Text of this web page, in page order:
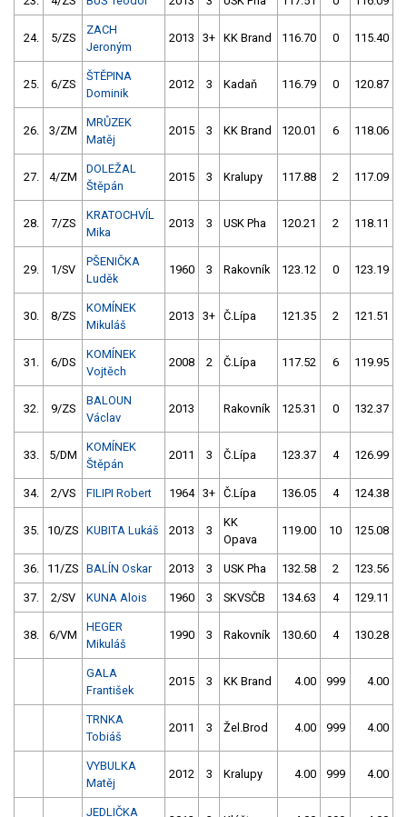
24. 5/ZS
ZACH
Jeroným
2013 3+ KK Brand 116.70 0 115.40
25. 6/ZS
ŠTĚPINA
Dominik
2012 3 Kadaň 116.79 0 120.87
26. 3/ZM
MRŮZEK
Matěj
2015 3 KK Brand 120.01 6 118.06
27. 4/ZM
DOLEŽAL
Štěpán
2015 3 Kralupy 117.88 2 117.09
28. 7/ZS
KRATOCHVÍL
Mika
2013 3 USK Pha 120.21 2 118.11
29. 1/SV
PŠENIČKA
Luděk
1960 3 Rakovník 123.12 0 123.19
30. 8/ZS
KOMÍNEK
Mikuláš
2013 3+ Č.Lípa 121.35 2 121.51
31. 6/DS
KOMÍNEK
Vojtěch
2008 2 Č.Lípa 117.52 6 119.95
32. 9/ZS
BALOUN
Václav
2013 Rakovník 125.31 0 132.37
33. 5/DM
KOMÍNEK
Štěpán
2011 3 Č.Lípa 123.37 4 126.99
34. 2/VS FILIPI Robert 1964 3+ Č.Lípa 136.05 4 124.38
35. 10/ZS KUBITA Lukáš 2013 3
KK
Opava
119.00 10 125.08
36. 11/ZS BALÍN Oskar 2013 3 USK Pha 132.58 2 123.56
37. 2/SV KUNA Alois 1960 3 SKVSČB 134.63 4 129.11
38. 6/VM
HEGER
Mikuláš
1990 3 Rakovník 130.60 4 130.28
GALA
František
2015 3 KK Brand 4.00 999 4.00
TRNKA
Tobiáš
2011 3 Žel.Brod 4.00 999 4.00
VYBULKA
Matěj
2012 3 Kralupy 4.00 999 4.00
JEDLIČKA